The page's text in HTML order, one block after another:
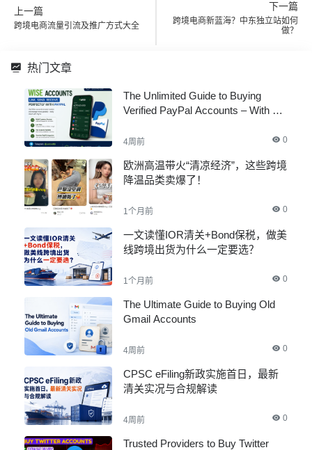
上一篇
跨境电商流量引流及推广方式大全
下一篇
跨境电商新蓝海？中东独立站如何
做？
热门文章
The Unlimited Guide to Buying
Verified PayPal Accounts – With All
4周前 0
欧洲高温带火“清凉经济”，这些跨境
降温品类卖爆了！
1个月前 0
一文读懂IOR清关+Bond保税，做美
线跨境出货为什么一定要选？
1个月前 0
The Ultimate Guide to Buying Old
Gmail Accounts
4周前 0
CPSC eFiling新政实施首日，最新
清关实况与合规解读
4周前 0
Trusted Providers to Buy Twitter